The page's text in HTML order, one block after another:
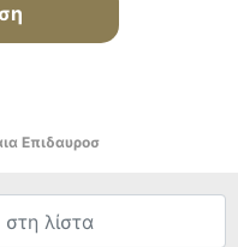
Επιδαυροσ